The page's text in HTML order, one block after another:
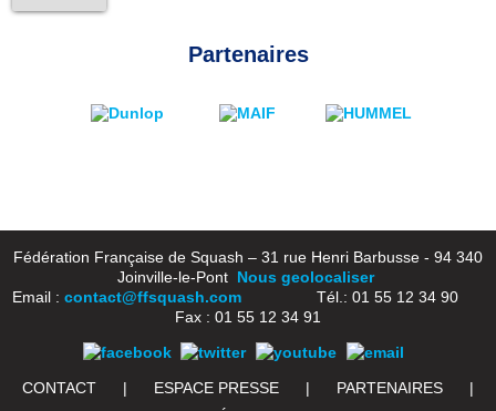
Partenaires
Fédération Française de Squash – 31 rue Henri Barbusse - 94 340
Joinville-le-Pont Nous geolocaliser
Email : contact@ffsquash.comTél.: 01 55 12 34 90
Fax : 01 55 12 34 91
CONTACT | ESPACE PRESSE | PARTENAIRES
|